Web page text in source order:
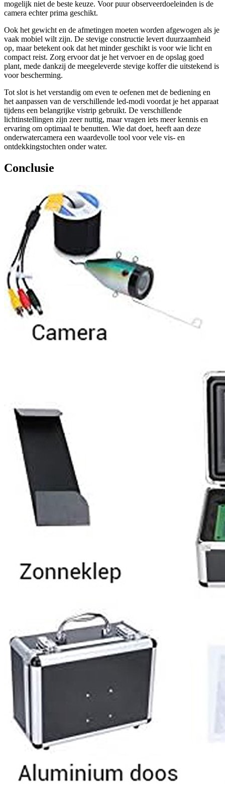
mogelijk niet de beste keuze. Voor puur observeerdoeleinden is de
camera echter prima geschikt.
Ook het gewicht en de afmetingen moeten worden afgewogen als je
vaak mobiel wilt zijn. De stevige constructie levert duurzaamheid
op, maar betekent ook dat het minder geschikt is voor wie licht en
compact reist. Zorg ervoor dat je het vervoer en de opslag goed
plant, mede dankzij de meegeleverde stevige koffer die uitstekend is
voor bescherming.
Tot slot is het verstandig om even te oefenen met de bediening en
het aanpassen van de verschillende led-modi voordat je het apparaat
tijdens een belangrijke vistrip gebruikt. De verschillende
lichtinstellingen zijn zeer nuttig, maar vragen iets meer kennis en
ervaring om optimaal te benutten. Wie dat doet, heeft aan deze
onderwatercamera een waardevolle tool voor vele vis- en
ontdekkingstochten onder water.
Conclusie